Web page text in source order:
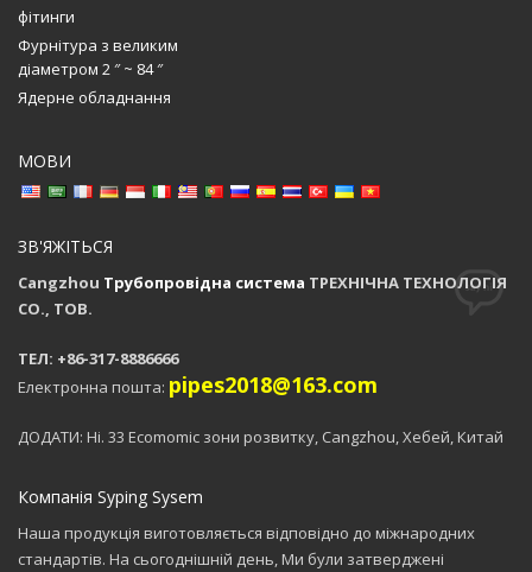
фітинги
Фурнітура з великим
діаметром 2 ″ ~ 84 ″
Ядерне обладнання
МОВИ
ЗВ'ЯЖІТЬСЯ
Cangzhou Трубопровідна система ТРЕХНІЧНА ТЕХНОЛОГІЯ
CO., ТОВ.
ТЕЛ: +86-317-8886666
Електронна пошта: pipes2018@163.com
ДОДАТИ: Ні. 33 Ecomomic зони розвитку, Cangzhou, Хебей, Китай
Компанія Syping Sysem
Наша продукція виготовляється відповідно до міжнародних
стандартів. На сьогоднішній день, Ми були затверджені